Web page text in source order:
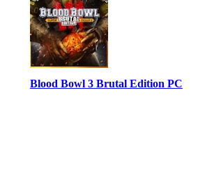
Blood Bowl 3 Brutal Edition PC